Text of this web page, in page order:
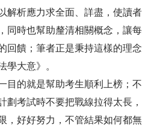
解析應力求全面、詳盡，使讀者
同時也幫助釐清相關概念，讓每
回饋；筆者正是秉持這樣的理念
學大意》。
的就是幫助考生順利上榜；不
劃考試時不要把戰線拉得太長，
，好好努力，不管結果如何都無